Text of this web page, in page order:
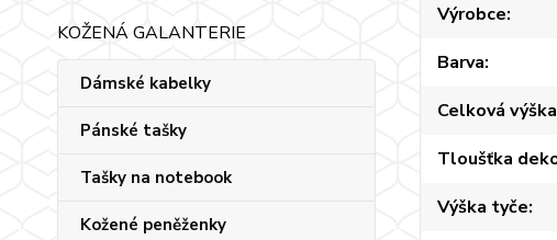
KOŽENÁ GALANTERIE
Dámské kabelky
Pánské tašky
Tašky na notebook
Kožené peněženky
Výrobce
Barva
Celková výška
Tloušťka
Výška tyče